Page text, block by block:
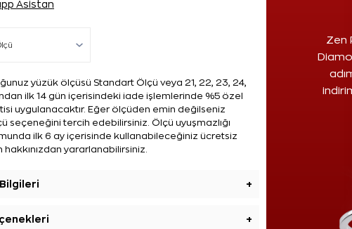
Zen
Asistan
yüzük ölçüsü Standart Ölçü veya 21, 22, 23, 24,
ilk 14 gün içerisindeki iade işlemlerinde %5 özel
uygulanacaktır. Eğer ölçüden emin değilseniz
seçeneğini tercih edebilirsiniz. Ölçü uyuşmazlığı
ilk 6 ay içerisinde kullanabileceğiniz ücretsiz
yararlanabilirsiniz.
+
+